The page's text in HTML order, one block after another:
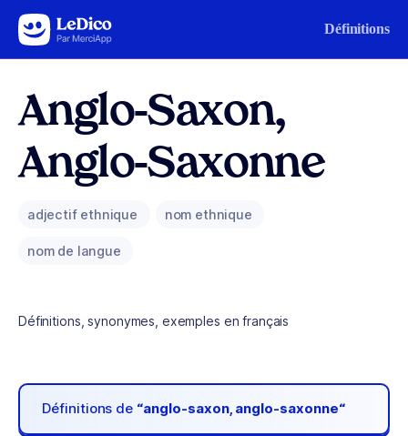
Aller au contenu Définitions
Anglo-Saxon,
Anglo-Saxonne
adjectif ethnique nom ethnique
nom de langue
Définitions, synonymes, exemples en français
Définitions de “anglo-saxon, anglo-saxonne“